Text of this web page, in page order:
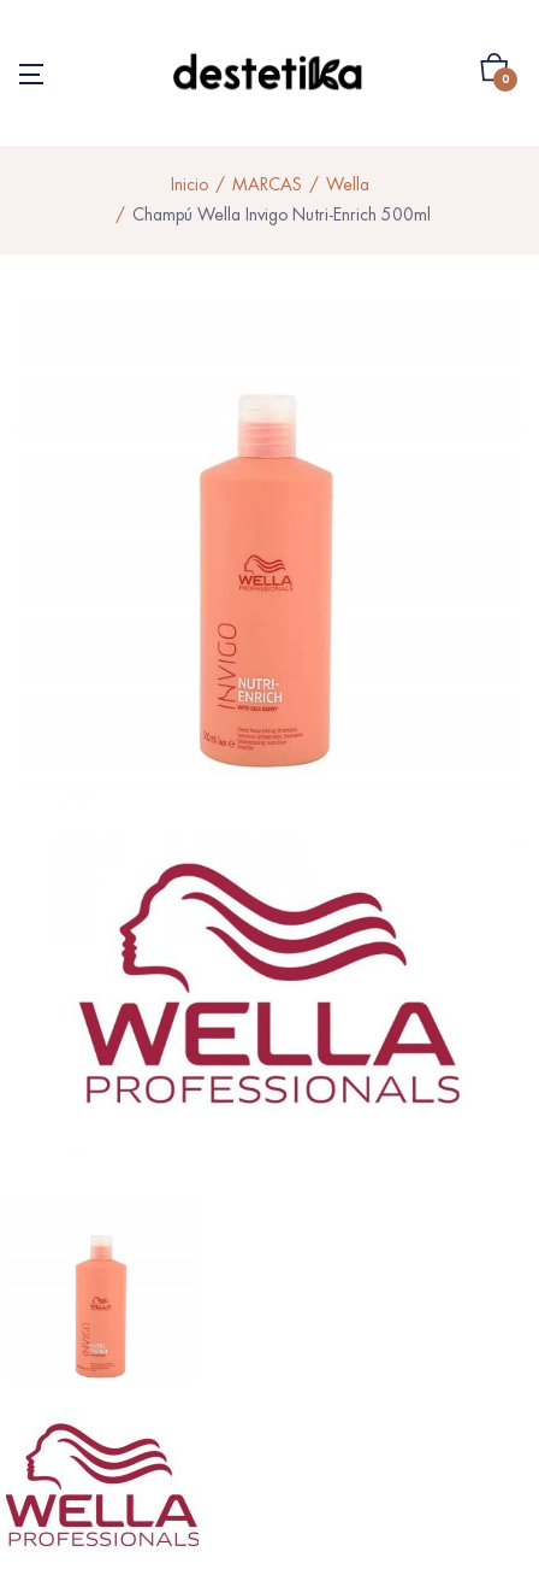
0
Inicio MARCAS
Wella
Champú Wella Invigo Nutri-Enrich 500ml